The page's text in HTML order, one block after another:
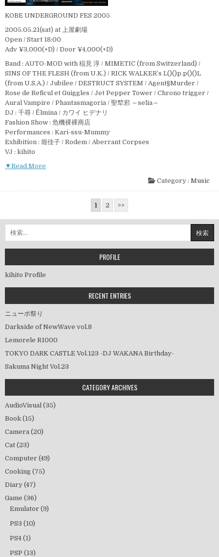
KOBE UNDERGROUND FES 2005
2005.05.21(sat) at 上屋劇場
Open / Start 18:00
Adv ¥3,000(+D) / Door ¥4,000(+D)
Band : AUTO-MOD with 稲見 淳 / MIMETIC (from Switzerland) /
SINS OF THE FLESH (from U.K.) / RICK WALKER’s L()()p.p()()L
(from U.S.A.) / Jubilee / DESTRUCT SYSTEM / Agent§Murder /
Rose de Reficul et Guiggles / Jet Pepper Tower / Chrono trigger /
Aural Vampire / Phantasmagoria / 聖犂邪 ～selia～
DJ : 千尋 / Ёlmina / カワイ ヒデナリ
Fashion Show : 危機裸裸商店
Performances : Kari-ssu-Mummy
Exhibition : 堀佳子 / Rodem / Aberrant Corpses
VJ : kihito
▼Read More
Category : Music
稿
の
ペ
ー
ジ
送
り
1 2 >>
索:
PROFILE
kihito Profile
RECENT ENTRIES
ニューポ祭り
Darkside of NewWave vol.8
Lemorele R1000
TOKYO DARK CASTLE Vol.123 -DJ WAKANA Birthday-
Sakuma Night Vol.23
CATEGORY ARCHIVES
AudioVisual (35)
Book (15)
Camera (20)
Cat (23)
Computer (49)
Cooking (75)
Diary (47)
Game (36)
Emulator (9)
PS3 (10)
PS4 (1)
PSP (13)